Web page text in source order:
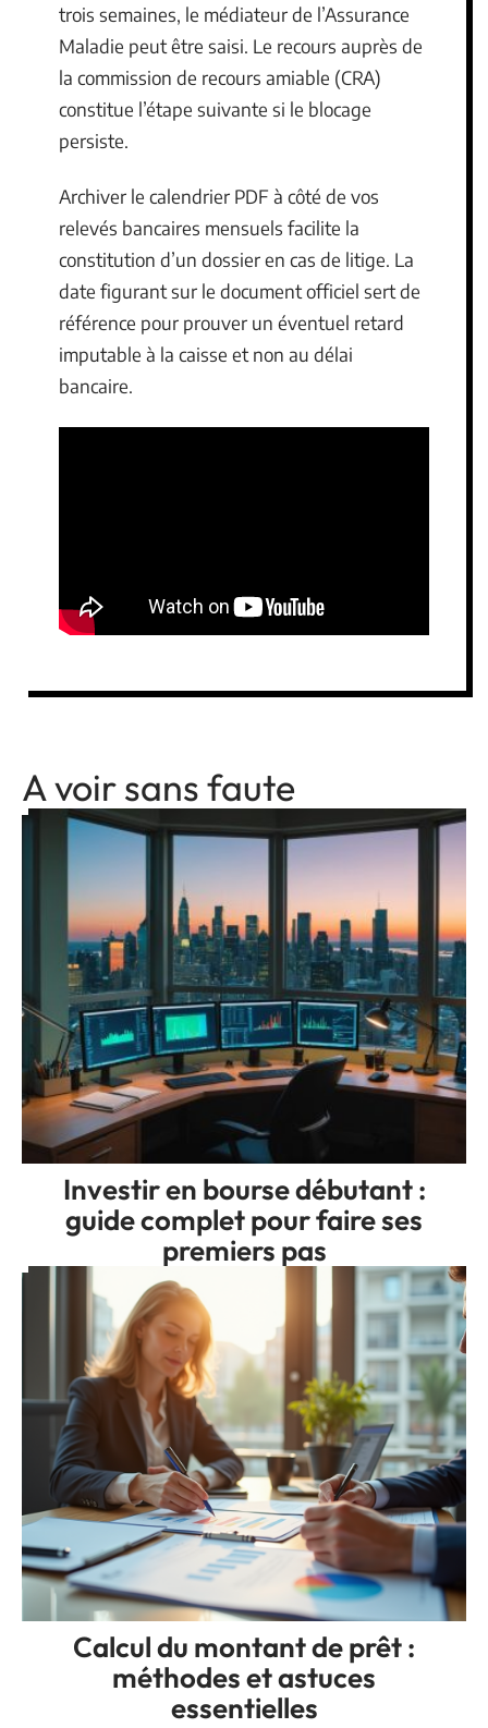
trois semaines, le médiateur de l’Assurance
Maladie peut être saisi. Le recours auprès de
la commission de recours amiable (CRA)
constitue l’étape suivante si le blocage
persiste.
Archiver le calendrier PDF à côté de vos
relevés bancaires mensuels facilite la
constitution d’un dossier en cas de litige. La
date figurant sur le document officiel sert de
référence pour prouver un éventuel retard
imputable à la caisse et non au délai
bancaire.
A voir sans faute
Investir en bourse débutant :
guide complet pour faire ses
premiers pas
Calcul du montant de prêt :
méthodes et astuces
essentielles